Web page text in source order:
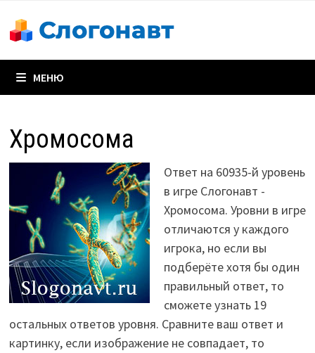
содержимому
МЕНЮ
Хромосома
Ответ на 60935-й уровень
в игре Слогонавт -
Хромосома. Уровни в игре
отличаются у каждого
игрока, но если вы
подберёте хотя бы один
правильный ответ, то
сможете узнать 19
остальных ответов уровня. Сравните ваш ответ и
картинку, если изображение не совпадает, то